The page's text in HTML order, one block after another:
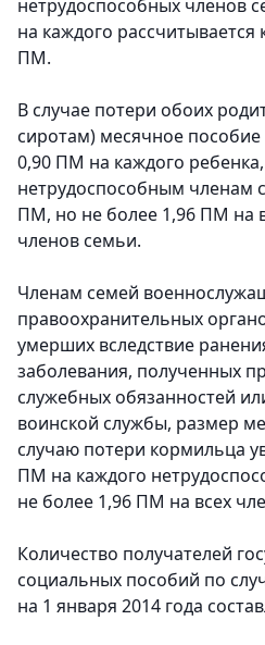
нетрудоспособных членов
на каждого рассчитывается
ПМ.
В случае потери обоих
сиротам) месячное
0,90 ПМ на каждого
нетрудоспособным членам
ПМ, но не более 1,96 ПМ на
членов семьи.
Членам семей
правоохранительных
умерших вследствие
заболевания, полученных
служебных обязанностей
воинской службы, размер
случаю потери кормильца
ПМ на каждого
не более 1,96 ПМ на всех
Количество получателей
социальных пособий по
на 1 января 2014 года